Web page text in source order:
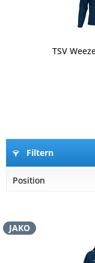
TSV
Filtern
JAKO